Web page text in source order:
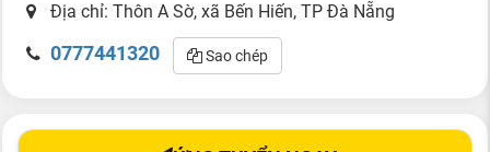
Địa chỉ: Thôn A Sờ, xã Bến Hiến, TP Đà Nẵng
0777441320 Sao chép